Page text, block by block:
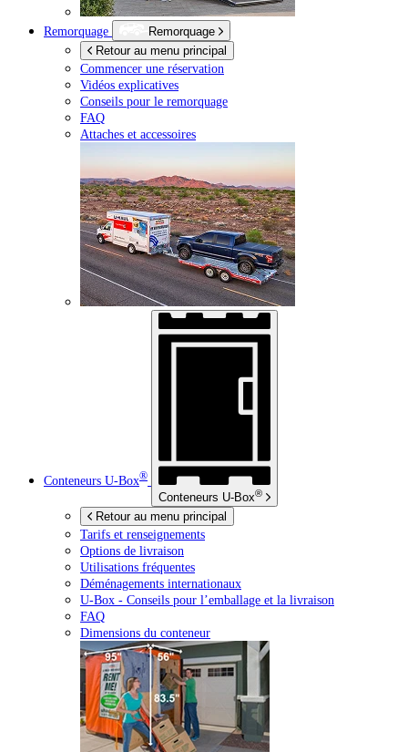
Remorquage
Remorquage
Retour au menu principal
Commencer une réservation
Vidéos explicatives
Conseils pour le remorquage
FAQ
Attaches et accessoires
Conteneurs U-Box®
Conteneurs U-Box®
Retour au menu principal
Tarifs et renseignements
Options de livraison
Utilisations fréquentes
Déménagements internationaux
U-Box - Conseils pour l’emballage et la livraison
FAQ
Dimensions du conteneur